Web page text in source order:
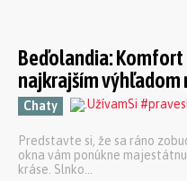
Beďolandia: Komfort
najkrajším výhľadom
Chaty
Predstavte si, že sa ráno
okna vám ponúkne
kráse. Slnko...